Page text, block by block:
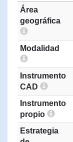
Área
geográfica
Modalidad
Instrumento
CAD
Instrumento
propio
Estrategia